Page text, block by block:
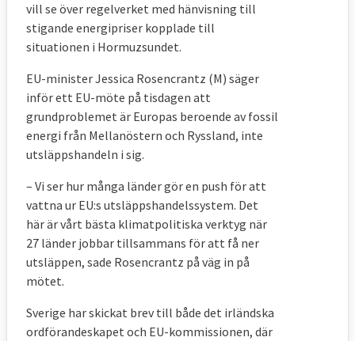
vill se över regelverket med hänvisning till
stigande energipriser kopplade till
situationen i Hormuzsundet.
EU-minister Jessica Rosencrantz (M) säger
inför ett EU-möte på tisdagen att
grundproblemet är Europas beroende av fossil
energi från Mellanöstern och Ryssland, inte
utsläppshandeln i sig.
– Vi ser hur många länder gör en push för att
vattna ur EU:s utsläppshandelssystem. Det
här är vårt bästa klimatpolitiska verktyg när
27 länder jobbar tillsammans för att få ner
utsläppen, sade Rosencrantz på väg in på
mötet.
Sverige har skickat brev till både det irländska
ordförandeskapet och EU-kommissionen, där